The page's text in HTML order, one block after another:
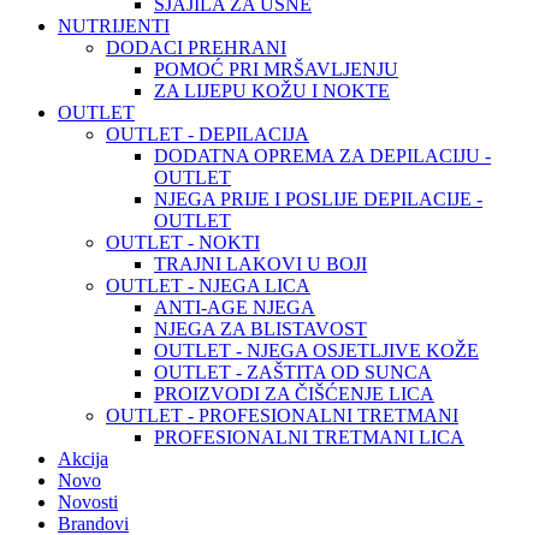
SJAJILA ZA USNE
NUTRIJENTI
DODACI PREHRANI
POMOĆ PRI MRŠAVLJENJU
ZA LIJEPU KOŽU I NOKTE
OUTLET
OUTLET - DEPILACIJA
DODATNA OPREMA ZA DEPILACIJU -
OUTLET
NJEGA PRIJE I POSLIJE DEPILACIJE -
OUTLET
OUTLET - NOKTI
TRAJNI LAKOVI U BOJI
OUTLET - NJEGA LICA
ANTI-AGE NJEGA
NJEGA ZA BLISTAVOST
OUTLET - NJEGA OSJETLJIVE KOŽE
OUTLET - ZAŠTITA OD SUNCA
PROIZVODI ZA ČIŠĆENJE LICA
OUTLET - PROFESIONALNI TRETMANI
PROFESIONALNI TRETMANI LICA
Akcija
Novo
Novosti
Brandovi